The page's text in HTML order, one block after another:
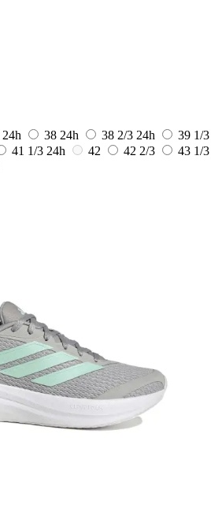
24h 38 24h 38 2/3 24h
39 1/3
41 1/3 24h 42 42 2/3
43 1/3